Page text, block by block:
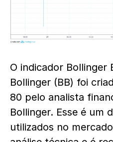
O indicador Bollinger
Bollinger (BB) foi
80 pelo analista
Bollinger. Esse é um
utilizados no